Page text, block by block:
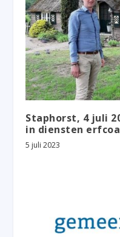
Staphorst, 4 juli
in diensten
5 juli 2023